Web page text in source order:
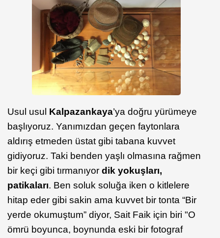
Usul usul Kalpazankaya’ya doğru yürümeye
başlıyoruz. Yanımızdan geçen faytonlara
aldırış etmeden üstat gibi tabana kuvvet
gidiyoruz. Taki benden yaşlı olmasına rağmen
bir keçi gibi tırmanıyor dik yokuşları,
patikaları. Ben soluk soluğa iken o kitlelere
hitap eder gibi sakin ama kuvvet bir tonta “Bir
yerde okumuştum” diyor, Sait Faik için biri "O
ömrü boyunca, boynunda eski bir fotograf